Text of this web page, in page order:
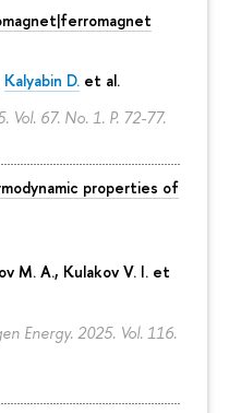
Kalyabin D. et al.
Vol. 67. No. 1. P. 72-77.
properties of
M. A., Kulakov V. I. et
Energy. 2025. Vol. 116.